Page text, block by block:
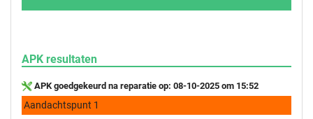
APK resultaten
APK goedgekeurd na reparatie op: 08-10-2025 om 15:52
Aandachtspunt 1